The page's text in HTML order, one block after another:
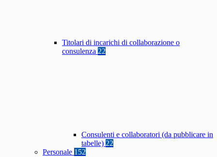
Titolari di incarichi di collaborazione o
consulenza 22
Consulenti e collaboratori (da pubblicare in
tabelle) 22
Personale 152